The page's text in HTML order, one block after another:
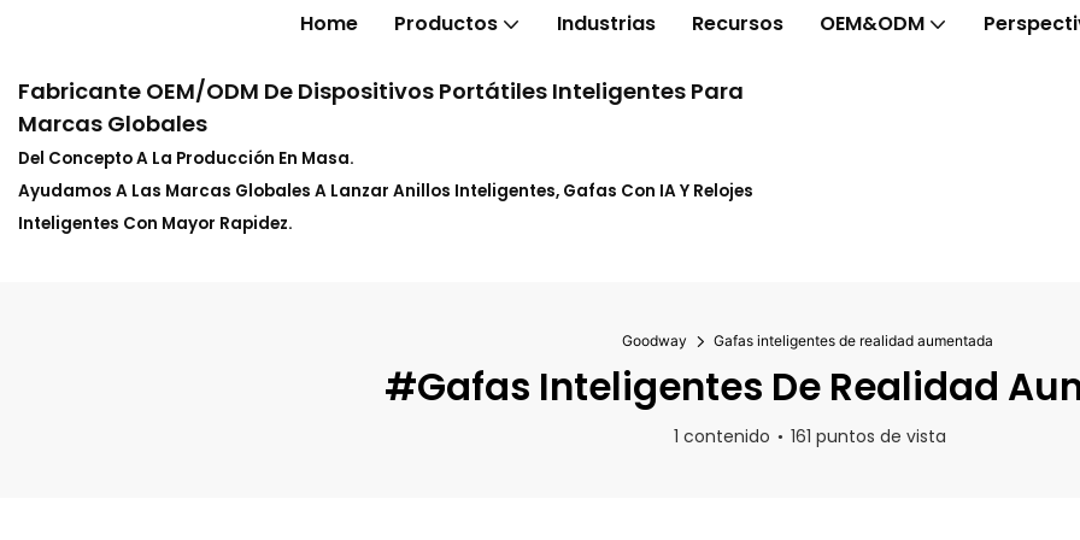
Home Productos Industrias Recursos OEM&ODM
Fabricante OEM/ODM De Dispositivos Portátiles Inteligentes Para
Marcas Globales
Del Concepto A La Producción En Masa.
Ayudamos A Las Marcas Globales A Lanzar Anillos Inteligentes, Gafas Con IA Y Relojes
Inteligentes Con Mayor Rapidez.
Goodway Gafas inteligentes de realidad aumentada
#Gafas Inteligentes De Realidad
1 contenido 161 puntos de vista